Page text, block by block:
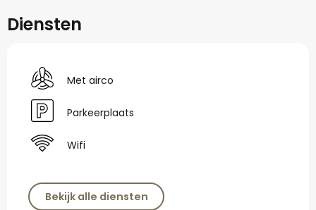
Diensten
Met airco
Parkeerplaats
Wifi
Bekijk alle diensten